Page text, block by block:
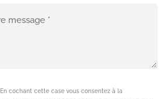
En cochant cette case vous consentez à la